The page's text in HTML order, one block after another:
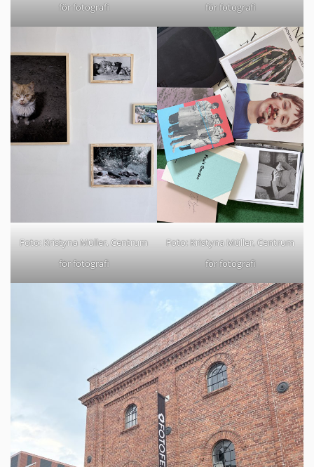
för fotografi
för fotografi
Foto: Kristyna Müller, Centrum
för fotografi
Foto: Kristyna Müller, Centrum
för fotografi